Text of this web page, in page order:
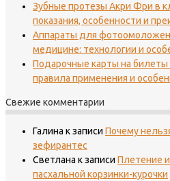
Зубные протезы Акри Фри в
показания, особенности и
Аппараты для
медицине: технологии и
Подарочные карты на билеты
правила применения и
Свежие комментарии
Галина к записи Почему
зефирантес
Светлана к записи Плетение
пасхальной корзинки-курочки